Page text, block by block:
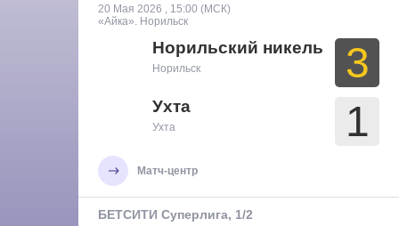
20 Мая 2026 , 15:00 (МСК)
«Айка». Норильск
Норильский никель
Норильск 3
Ухта
Ухта 1
Матч-центр
БЕТСИТИ Суперлига, 1/2